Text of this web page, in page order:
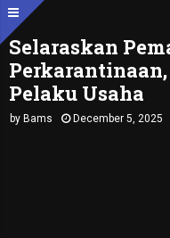
Selaraskan
Pelaku Usaha
by Bams December 5, 2025